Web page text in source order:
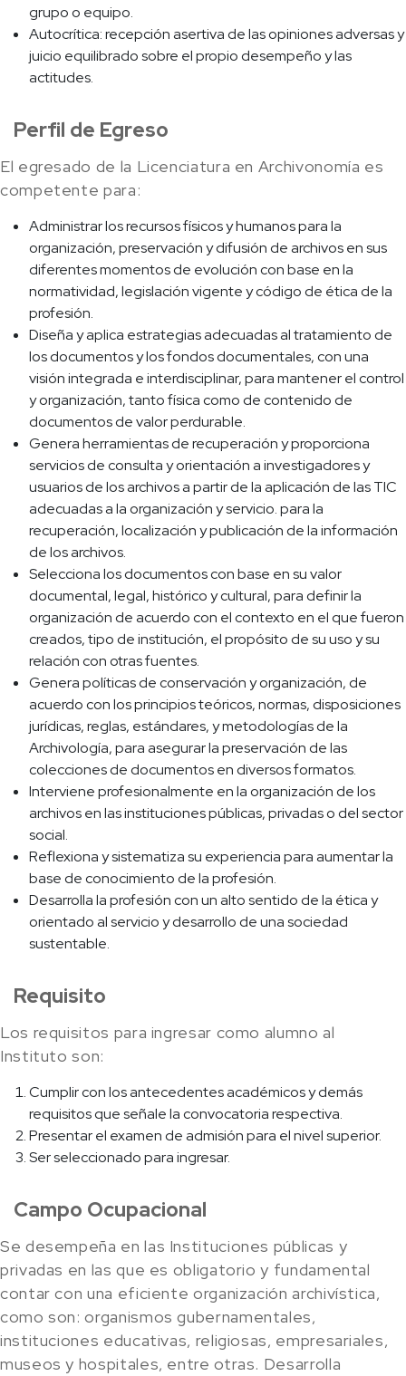
grupo o equipo.
Autocrítica: recepción asertiva de las opiniones adversas y
juicio equilibrado sobre el propio desempeño y las
actitudes.
Perfil de Egreso
El egresado de la Licenciatura en Archivonomía es
competente para:
Administrar los recursos físicos y humanos para la
organización, preservación y difusión de archivos en sus
diferentes momentos de evolución con base en la
normatividad, legislación vigente y código de ética de la
profesión.
Diseña y aplica estrategias adecuadas al tratamiento de
los documentos y los fondos documentales, con una
visión integrada e interdisciplinar, para mantener el control
y organización, tanto física como de contenido de
documentos de valor perdurable.
Genera herramientas de recuperación y proporciona
servicios de consulta y orientación a investigadores y
usuarios de los archivos a partir de la aplicación de las TIC
adecuadas a la organización y servicio. para la
recuperación, localización y publicación de la información
de los archivos.
Selecciona los documentos con base en su valor
documental, legal, histórico y cultural, para definir la
organización de acuerdo con el contexto en el que fueron
creados, tipo de institución, el propósito de su uso y su
relación con otras fuentes.
Genera políticas de conservación y organización, de
acuerdo con los principios teóricos, normas, disposiciones
jurídicas, reglas, estándares, y metodologías de la
Archivología, para asegurar la preservación de las
colecciones de documentos en diversos formatos.
Interviene profesionalmente en la organización de los
archivos en las instituciones públicas, privadas o del sector
social.
Reflexiona y sistematiza su experiencia para aumentar la
base de conocimiento de la profesión.
Desarrolla la profesión con un alto sentido de la ética y
orientado al servicio y desarrollo de una sociedad
sustentable.
Requisito
Los requisitos para ingresar como alumno al
Instituto son:
Cumplir con los antecedentes académicos y demás
requisitos que señale la convocatoria respectiva.
Presentar el examen de admisión para el nivel superior.
Ser seleccionado para ingresar.
Campo Ocupacional
Se desempeña en las Instituciones públicas y
privadas en las que es obligatorio y fundamental
contar con una eficiente organización archivística,
como son: organismos gubernamentales,
instituciones educativas, religiosas, empresariales,
museos y hospitales, entre otras. Desarrolla